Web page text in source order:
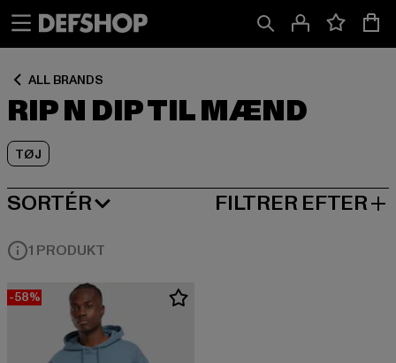
ALL BRANDS
RIP N DIP TIL MÆND
TØJ
SORTÉR
MEST POPULÆRE FILTRER EFTER
1 PRODUKT
-58%